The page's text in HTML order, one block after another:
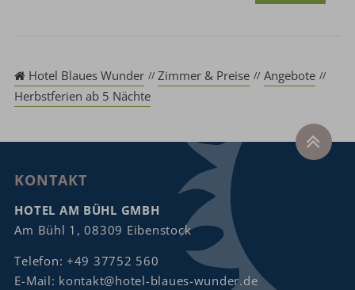
Hotel Blaues Wunder Zimmer & Preise
Angebote
Herbstferien ab 5 Nächte
KONTAKT
HOTEL AM BÜHL GMBH
Am Bühl 1, 08309 Eibenstock
Telefon:+49 37752 560
E-Mail: kontakt@hotel-blaues-wunder.de